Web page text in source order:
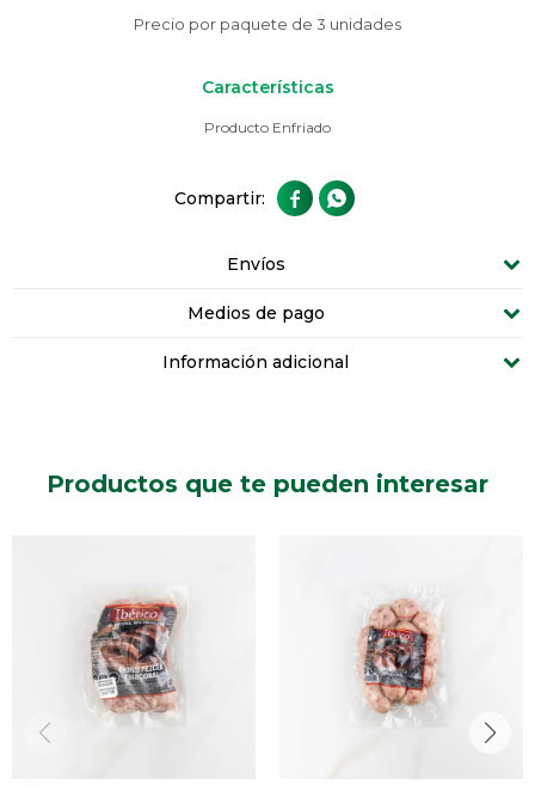
Precio por paquete de 3 unidades
Características
Producto Enfriado
 
Envíos
Medios de pago
Información adicional
Productos que te pueden interesar